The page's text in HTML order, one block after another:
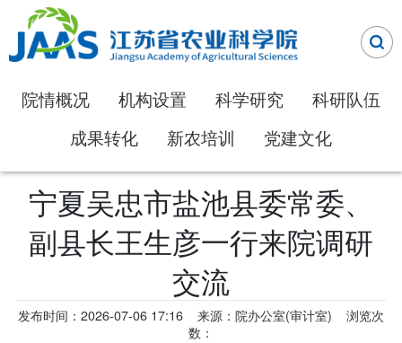
院情概况 机构设置 科学研究
科研队伍
成果转化
新农培训 党建文化
宁夏吴忠市盐池县委常委、
副县长王生彦一行来院调研
交流
发布时间：2026-07-06 17:16 来源：院办公室(审计室)
浏览次
数：